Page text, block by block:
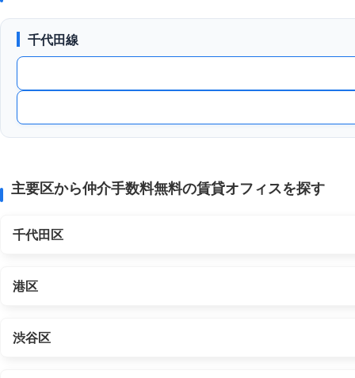
千代田線
主要区から仲介手数料無料の賃貸オフィスを探す
千代田区
港区
渋谷区